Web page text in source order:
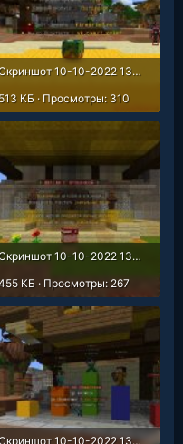
Скриншот 10-10-2022 134346.jpg
513 КБ · Просмотры: 310
Скриншот 10-10-2022 134508.jpg
КБ · Просмотры: 267
Скриншот 10-10-2022 134601.jpg